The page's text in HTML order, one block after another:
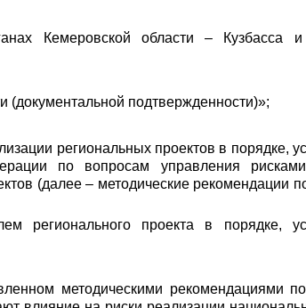
Кемеровской области – Кузбасса и
(документальной подтвержденности)»;
региональных проектов в порядке,
по вопросам управления
(далее – методические рекомендации
регионального проекта в порядке,
методическими рекомендациями